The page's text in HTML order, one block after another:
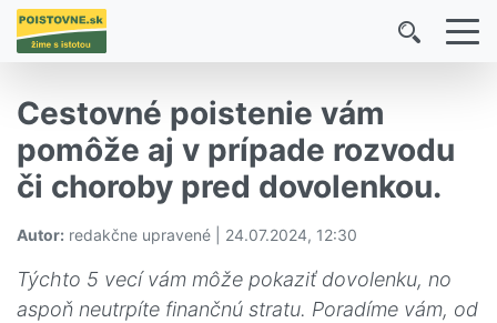
Cestovné poistenie vám
pomôže aj v prípade rozvodu
či choroby pred dovolenkou.
Autor: redakčne upravené | 24.07.2024, 12:30
Týchto 5 vecí vám môže pokaziť dovolenku, no
aspoň neutrpíte finančnú stratu. Poradíme vám, od